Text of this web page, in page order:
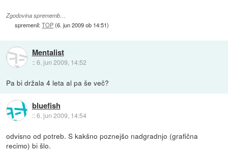
Zgodovina sprememb…
spremenil:TOP(6. jun 2009 ob 14:51)
Mentalist
::6. jun 2009, 14:52
Pa bi držala 4 leta al pa še več?
bluefish
::6. jun 2009, 14:54
odvisno od potreb. S kakšno poznejšo nadgradnjo (grafična
recimo) bi šlo.